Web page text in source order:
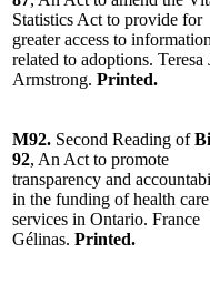
Statistics Act to provide for
greater access to information
related to adoptions. Teresa
Armstrong. Printed.
M92. Second Reading of
92, An Act to promote
transparency and
in the funding of health care
services in Ontario. France
Gélinas. Printed.